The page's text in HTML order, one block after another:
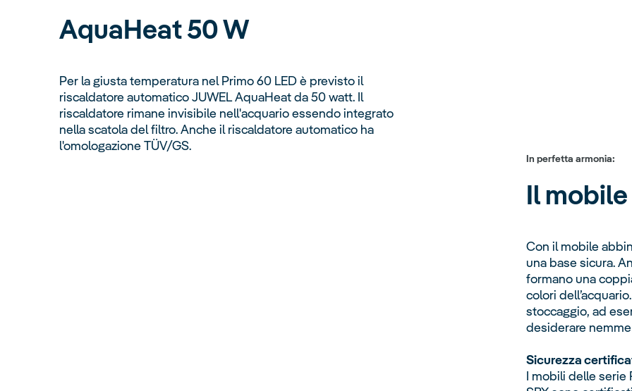
AquaHeat50 W
Per la giusta temperatura nel Primo 60 LED è previsto il
riscaldatore automatico JUWEL AquaHeat da 50 watt. Il
riscaldatore rimane invisibile nell'acquario essendo integrato
nella scatola del filtro. Anche il riscaldatore automatico ha
l'omologazione TÜV/GS.
In perfetta armonia:
Il mobile
Con il mobile
una base sicura.
formano una
colori
stoccaggio, ad
desiderare
Sicurezza
I mobili delle serie